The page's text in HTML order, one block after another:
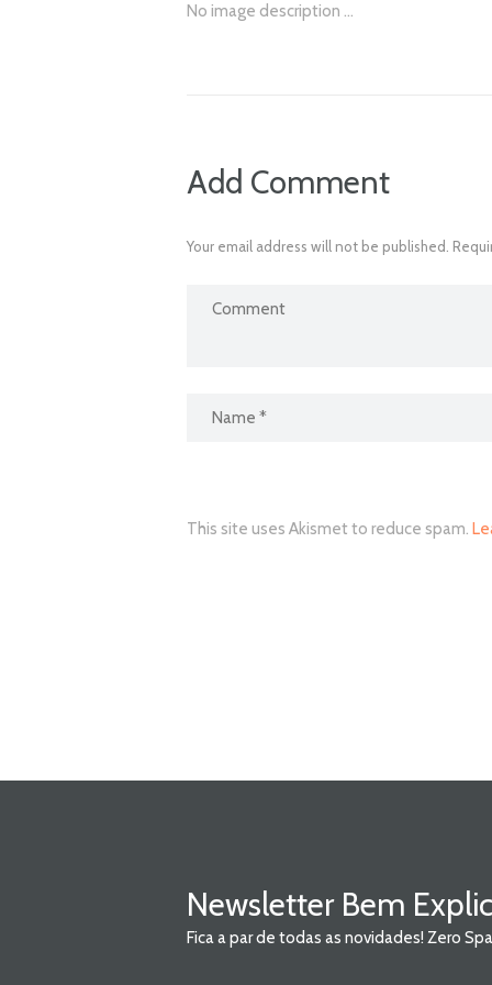
No image description ...
Add Comment
Your email address will not be published.
This site uses Akismet to reduce spam.
Newsletter Bem
Fica a par de todas as novidades! Zero